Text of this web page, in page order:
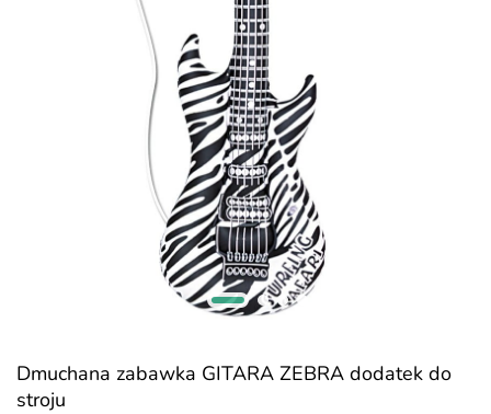
Dmuchana zabawka GITARA ZEBRA dodatek do
stroju